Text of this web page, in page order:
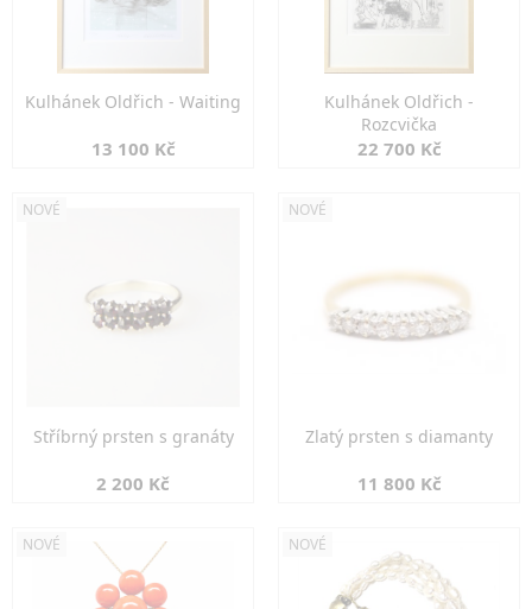
Kulhánek Oldřich - Waiting
13 100 Kč
Kulhánek Oldřich -
Rozcvička
22 700 Kč
NOVÉ
Stříbrný prsten s granáty
2 200 Kč
NOVÉ
Zlatý prsten s diamanty
11 800 Kč
NOVÉ NOVÉ